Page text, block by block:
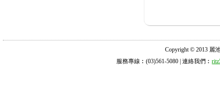
Copyright © 2013 麗
服務專線︰(03)561-5080 | 連絡我們︰